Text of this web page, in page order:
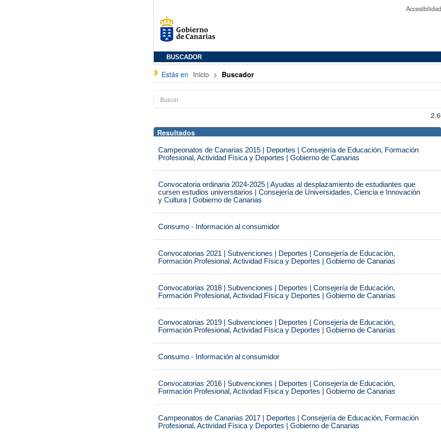
Accesibilidad
BUSCADOR
Estás en Inicio > Buscador
Resultados
Campeonatos de Canarias 2015 | Deportes | Consejería de Educación, Formación
Profesional, Actividad Física y Deportes | Gobierno de Canarias
Convocatoria ordinaria 2024-2025 | Ayudas al desplazamiento de estudiantes que
cursen estudios universitarios | Consejería de Universidades, Ciencia e Innovación
y Cultura | Gobierno de Canarias
Consumo - Información al consumidor
Convocatorias 2021 | Subvenciones | Deportes | Consejería de Educación,
Formación Profesional, Actividad Física y Deportes | Gobierno de Canarias
Convocatorias 2018 | Subvenciones | Deportes | Consejería de Educación,
Formación Profesional, Actividad Física y Deportes | Gobierno de Canarias
Convocatorias 2019 | Subvenciones | Deportes | Consejería de Educación,
Formación Profesional, Actividad Física y Deportes | Gobierno de Canarias
Consumo - Información al consumidor
Convocatorias 2016 | Subvenciones | Deportes | Consejería de Educación,
Formación Profesional, Actividad Física y Deportes | Gobierno de Canarias
Campeonatos de Canarias 2017 | Deportes | Consejería de Educación, Formación
Profesional, Actividad Física y Deportes | Gobierno de Canarias